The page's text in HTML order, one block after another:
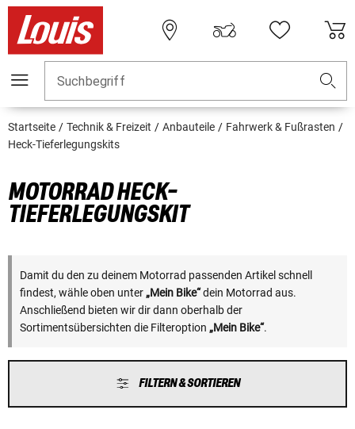
Suchbegriff
Startseite Technik & Freizeit Anbauteile
Fahrwerk & Fußrasten
Heck-Tieferlegungskits
MOTORRAD HECK-
TIEFERLEGUNGSKIT
Damit du den zu deinem Motorrad passenden Artikel schnell
findest, wähle oben unter„Mein Bike“dein Motorrad aus.
Anschließend bieten wir dir dann oberhalb der
Sortimentsübersichten die Filteroption „Mein Bike“.
FILTERN & SORTIEREN